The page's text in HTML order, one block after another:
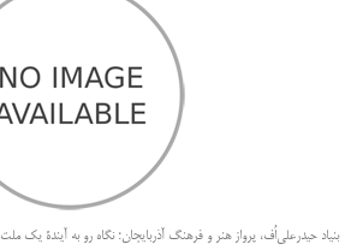
بنیاد حیدرعلی‌اُف، پرواز هنر و فرهنگ آذربایجان؛ نگاه رو به آیندۀ یک ملت